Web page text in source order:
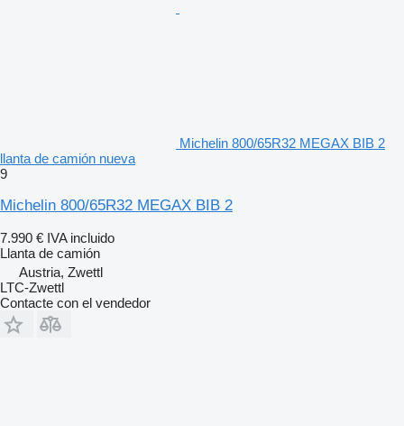
Michelin 800/65R32 MEGAX BIB 2
llanta de camión nueva
9
Michelin 800/65R32 MEGAX BIB 2
7.990 € IVA incluido
Llanta de camión
Austria, Zwettl
LTC-Zwettl
Contacte con el vendedor